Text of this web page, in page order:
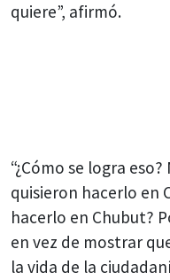
quiere”, afirmó.
“¿Cómo se logra
quisieron hacerlo en
hacerlo en Chubut?
en vez de mostrar
la vida de la